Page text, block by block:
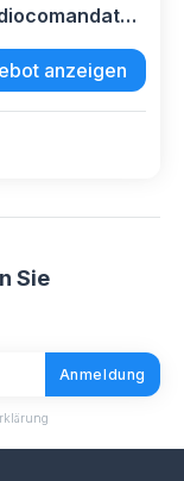
Natale
9 Annianzeigen
Sie
Anmeldung